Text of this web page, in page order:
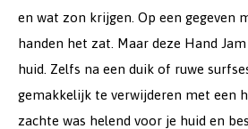
en wat zon krijgen. Op een gegeven
handen het zat. Maar deze Hand
huid. Zelfs na een duik of ruwe
gemakkelijk te verwijderen met een
zachte was helend voor je huid en